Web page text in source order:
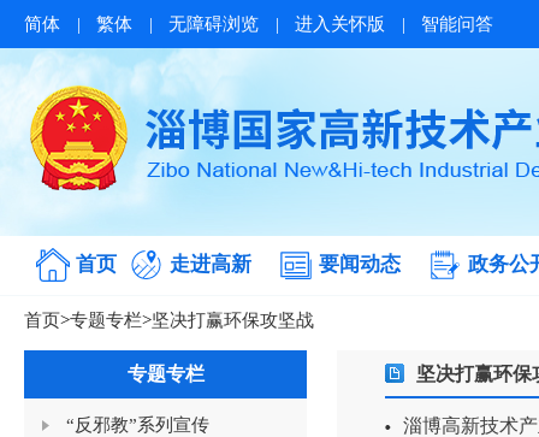
简体 | 繁体 | 无障碍浏览 | 进入关怀版 | 智能问答
首页 走进高新 要闻动态 政务公
首页>专题专栏>坚决打赢环保攻坚战
专题专栏
“反邪教”系列宣传
坚决打赢环保
淄博高新技术